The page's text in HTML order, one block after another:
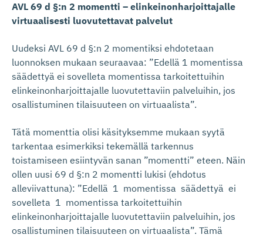
AVL 69 d §:n 2 momentti – elinkeinonharjoittajalle
virtuaalisesti luovutettavat palvelut
Uudeksi AVL 69 d §:n 2 momentiksi ehdotetaan
luonnoksen mukaan seuraavaa: ”Edellä 1 momentissa
säädettyä ei sovelleta momentissa tarkoitettuihin
elinkeinonharjoittajalle luovutettaviin palveluihin, jos
osallistuminen tilaisuuteen on virtuaalista”.
Tätä momenttia olisi käsityksemme mukaan syytä
tarkentaa esimerkiksi tekemällä tarkennus
toistamiseen esiintyvän sanan ”momentti” eteen. Näin
ollen uusi 69 d §:n 2 momentti lukisi (ehdotus
alleviivattuna): ”Edellä 1 momentissa säädettyä ei
sovelleta 1 momentissa tarkoitettuihin
elinkeinonharjoittajalle luovutettaviin palveluihin, jos
osallistuminen tilaisuuteen on virtuaalista”. Tämä